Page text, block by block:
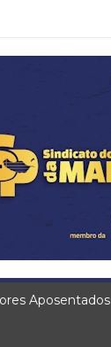
Aposentados